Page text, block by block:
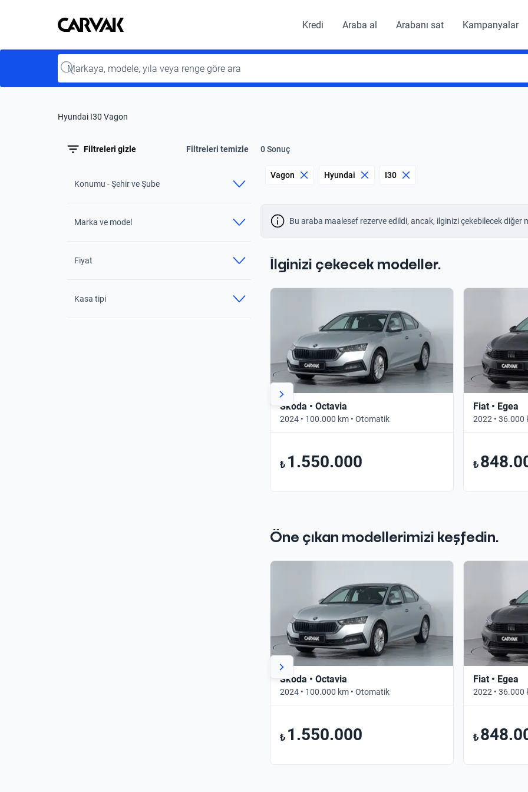
Kavak
Kavak Kredi Araba al Arabanı sat Kampanyalar
Input
Hyundai I30 Vagon
Filtreleri gizle Filtreleri temizle 0 Sonuç
Konumu - Şehir ve Şube
Marka ve model
Fiyat
Kasa tipi
Vagon Hyundai I30
Bu araba maalesef rezerve edildi, ancak, ilginizi çekebilecek diğer
İlginizi çekecek modeller.
Skoda • Octavia
2024 • 100.000 km • Otomatik
₺ 1.550.000
Fiat • Egea
2022 • 36.000
₺
Öne çıkan modellerimizi keşfedin.
Skoda • Octavia
2024 • 100.000 km • Otomatik
₺ 1.550.000
Fiat • Egea
2022 • 36.000
₺